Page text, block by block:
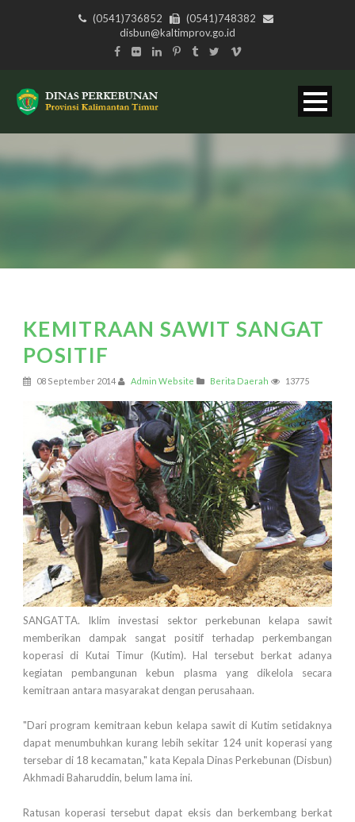
(0541)736852
(0541)748382
disbun@kaltimprov.go.id
KEMITRAAN SAWIT SANGAT
POSITIF
08 September 2014 Admin Website Berita Daerah 13775
SANGATTA. Iklim investasi sektor perkebunan kelapa sawit
memberikan dampak sangat positif terhadap perkembangan
koperasi di Kutai Timur (Kutim). Hal tersebut berkat adanya
kegiatan pembangunan kebun plasma yang dikelola secara
kemitraan antara masyarakat dengan perusahaan.
"Dari program kemitraan kebun kelapa sawit di Kutim setidaknya
dapat menumbuhkan kurang lebih sekitar 124 unit koperasi yang
tersebar di 18 kecamatan," kata Kepala Dinas Perkebunan (Disbun)
Akhmadi Baharuddin, belum lama ini.
Ratusan koperasi tersebut dapat eksis dan berkembang berkat